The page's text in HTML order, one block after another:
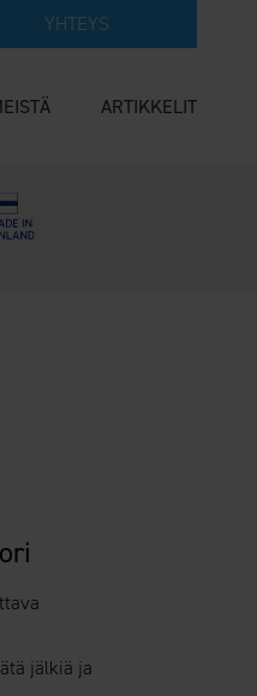
YHTEYS
ARTIKKELIT
jälkiä ja